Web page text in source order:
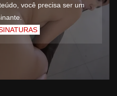
você precisa ser um